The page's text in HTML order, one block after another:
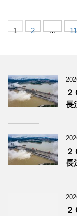
1 2 … 11
長
長